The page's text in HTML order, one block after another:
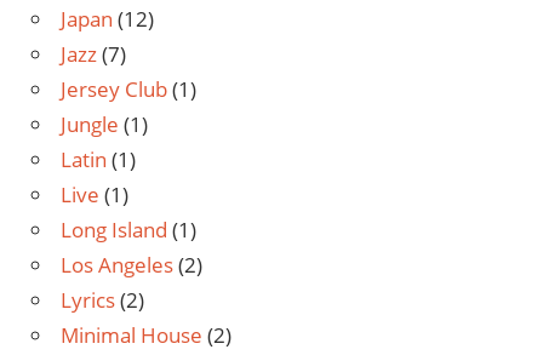
Japan (12)
Jazz(7)
Jersey Club(1)
Jungle (1)
Latin (1)
Live (1)
Long Island (1)
Los Angeles(2)
Lyrics(2)
Minimal House (2)